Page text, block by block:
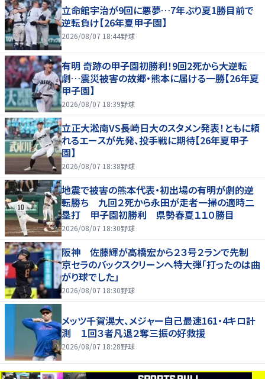
立命館宇治が9回に悪夢…7年ぶり夏1勝目前で
逆転負け【26年夏甲子園】
2026/08/07 18:44野球
有明 奇跡の甲子園初勝利！9回2死から大逆転
劇…震災被害の故郷・熊本に届ける一勝【26年夏
甲子園】
2026/08/07 18:39野球
立正大淞南VS長崎日大のスタメン発表！ともに頼
れるエースが先発、投手戦に期待【26年夏甲子
園】
2026/08/07 18:38野球
地震で被害の熊本代表・初出場の有明が劇的逆
転勝ち 九回２死から永田が走者一掃の適時二
塁打 甲子園初勝利 県勢春夏１１０勝目
2026/08/07 18:30野球
阪神 佐藤輝が高橋宏から２３号２ランで先制
京セラのバックスクリーンへ特大弾「打ったのは曲
がり球でした」
2026/08/07 18:30野球
メッツ千賀滉大、メジャー自己最速161・4キロ計
測 １回３者凡退２奪三振の好救援
2026/08/07 18:28野球